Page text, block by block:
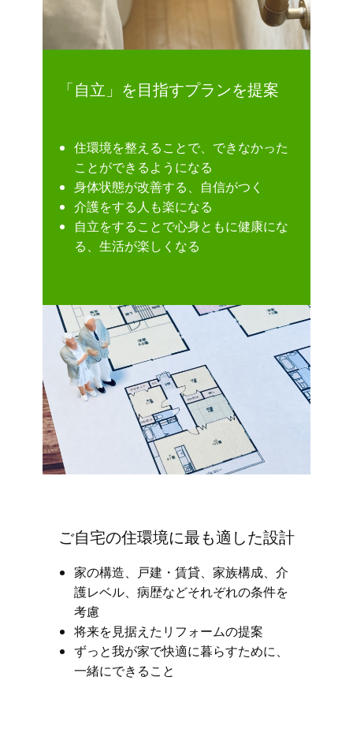
「自立」を目指すプランを提案
住環境を整えることで、できなかった
ことができるようになる
身体状態が改善する、自信がつく
介護をする人も楽になる
自立をすることで心身ともに健康にな
る、生活が楽しくなる
ご自宅の住環境に最も適した設計
家の構造、戸建・賃貸、家族構成、介
護レベル、病歴などそれぞれの条件を
考慮
将来を見据えたリフォームの提案
ずっと我が家で快適に暮らすために、
一緒にできること